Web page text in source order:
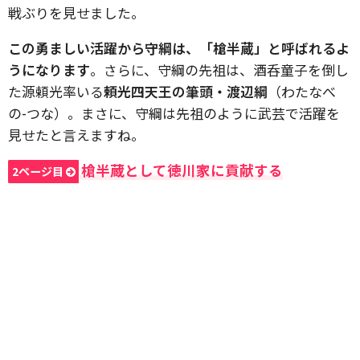
戦ぶりを見せました。
この勇ましい活躍から守綱は、「槍半蔵」と呼ばれるよ
うになります。さらに、守綱の先祖は、酒呑童子を倒し
た源頼光率いる頼光四天王の筆頭・渡辺綱 （わたなべ
の-つな）。まさに、守綱は先祖のように武芸で活躍を
見せたと言えますね。
2ページ目 槍半蔵として徳川家に貢献する